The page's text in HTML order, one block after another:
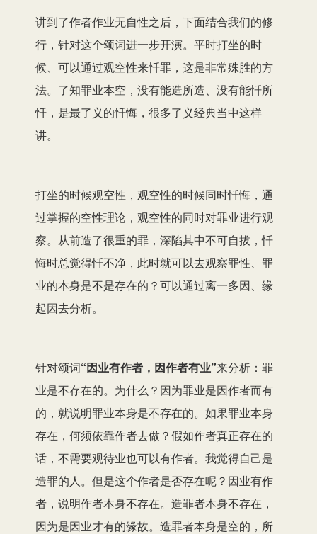
讲到了作者作业无自性之后，下面结合我们的修
行，针对这个颂词进一步开演。平时打坐的时
候、可以通过观空性来忏罪，这是非常殊胜的方
法。了知罪业本空，没有能造所造、没有能忏所
忏，是最了义的忏悔，很多了义经典当中这样
讲。
打坐的时候观空性，观空性的时候同时忏悔，通
过掌握的空性理论，观空性的同时对罪业进行观
察。从前造了很重的罪，深陷其中不可自拔，忏
悔时总觉得忏不净，此时就可以去观察罪性、罪
业的本身是不是存在的？可以通过离一多因、缘
起因去分析。
针对颂词“因业有作者，因作者有业”来分析：罪
业是不存在的。为什么？因为罪业是因作者而有
的，就说明罪业本身是不存在的。如果罪业本身
存在，何须依靠作者去做？假如作者真正存在的
话，不需要观待业也可以有作者。我觉得自己是
造罪的人。但是这个作者是否存在呢？因业有作
者，说明作者本身不存在。造罪者本身不存在，
因为是因业才有的缘故。造罪者本身是空的，所